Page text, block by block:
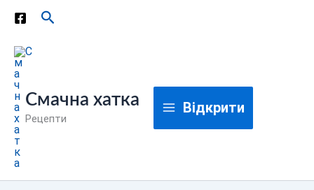
Перейти
вмісту
Пошук
Смачна хатка
Рецепти
Відкрити